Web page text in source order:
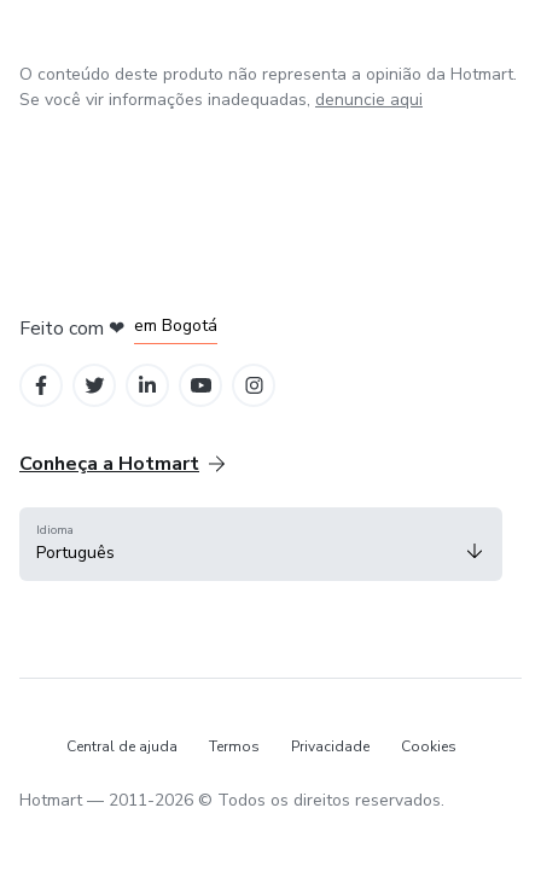
você possa tomar decisões imobiliárias com segurança,
minimizando riscos e aumentando oportunidades.
O conteúdo deste produto não representa a opinião da Hotmart.
Se você vir informações inadequadas, denuncie aqui
Feito com ❤ em Bogotá
Conheça a Hotmart
Idioma
Português
Central de ajuda Termos Privacidade Cookies
Hotmart — 2011-2026 © Todos os direitos reservados.